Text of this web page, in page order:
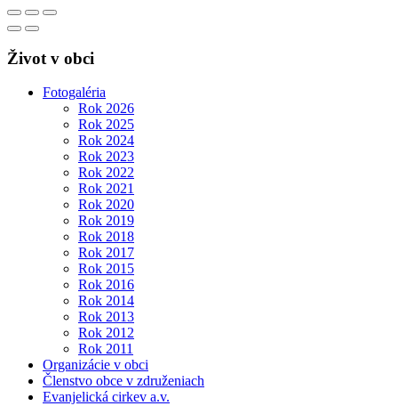
Život v obci
Fotogaléria
Rok 2026
Rok 2025
Rok 2024
Rok 2023
Rok 2022
Rok 2021
Rok 2020
Rok 2019
Rok 2018
Rok 2017
Rok 2015
Rok 2016
Rok 2014
Rok 2013
Rok 2012
Rok 2011
Organizácie v obci
Členstvo obce v združeniach
Evanjelická cirkev a.v.